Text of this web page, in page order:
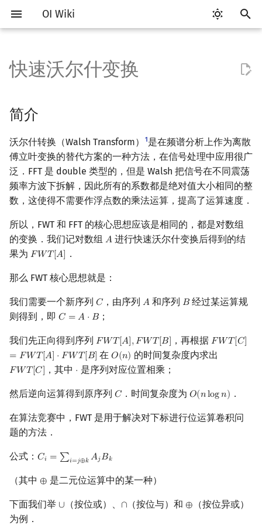
OI Wiki
入
以
始
搜
索
Getting Started
关于本项目
如何参与
OI Wiki 不是什么
格式手册
数学符号表
F.A.Q.
镜像站列表
致谢
比赛相关简介
赛事
题型
学习路线
学习资源
技巧
常见错误
常见技巧
出题
工具软件简介
代码编辑工具
VS Code
Atom
Eclipse
Notepad++
CLion
Geany
Xcode
GUIDE
Sublime Text
Code::Blocks
评测工具 Cena
CCR Plus
Lemon
命令行
命令行编译与调试
编译器
WSL (Windows 10)
Special Judge
Testlib
Generator
Validator
Interactor
Checker
Polygon
OJ 工具
LaTeX 入门
Git
语言基础简介
C++ 基础
变量
运算
流程控制语句
高级数据类型
C++ 标准库 STL 算法
bitset
string
pair
C++ 进阶
值类别
重载运算符
引用
常量
pb_ds
编译优化
C++ 与其他常用语言的区别
Pascal 转 C++ 急救
Python 速成
Java 速成
Java 进阶
算法基础简介
复杂度
枚举
模拟
递归 & 分治
贪心
排序
冒泡排序
插入排序
计数排序
基数排序
堆排序
桶排序
希尔排序
锦标赛排序
Tim 排序
排序应用
前缀和 & 差分
二分
倍增
构造
搜索部分简介
DFS（搜索）
BFS（搜索）
双向搜索
启发式搜索
A*
迭代加深搜索
IDA*
回溯法
Dancing Links
Alpha–Beta 剪枝
优化
动态规划部分简介
动态规划基础
记忆化搜索
背包 DP
区间 DP
DAG 上的 DP
树形 DP
状压 DP
数位 DP
插头 DP
计数 DP
动态 DP
概率 DP
DP 套 DP
DP 优化
斜率优化
四边形不等式优化
Slope Trick 优化
WQS 二分
其它 DP 方法
字符串部分简介
字符串基础
标准库
字符串匹配
字符串哈希
字典树 (Trie)
前缀函数与 KMP 算法
Boyer–Moore 算法
Z 函数（扩展 KMP）
AC 自动机
后缀数组 (SA)
后缀自动机 (SAM)
后缀平衡树
广义后缀自动机
后缀树
Manacher
数字系统简介
进位制
平衡三进制
格雷码
数论基础
模算术简介
素数
最大公约数
欧拉函数
筛法
分解质因数
裴蜀定理 & 一次不定方程
费马小定理 & 欧拉定理
模逆元
线性同余方程
中国剩余定理
升幂引理
阶乘取模
卢卡斯定理
同余方程
简介
FWT 的运算
或运算
与运算
异或运算
同或运算
另一个角度的 FWT
按位或
按位与
按位异或
FWT 是线性变换
K 维 FWT
max 运算
min 运算
不进位加法
例题
排列组合
抽屉原理
容斥原理
斐波那契数列
错位排列
卡特兰数
斯特林数
贝尔数
伯努利数
Entringer Number
Eulerian Number
分拆数
范德蒙德卷积
Pólya 计数
图论计数
线性代数简介
向量
内积和外积
矩阵
初等变换
行列式
线性空间
线性基
线性映射
特征多项式
对角化
Jordan标准型
线性规划基础
单纯形法
基本概念
群论
环论
域论
Schreier–Sims 算法
基本概念
条件概率与独立性
随机变量
随机变量的数字特征
概率不等式
博弈论简介
公平组合游戏
零和游戏
非公平组合游戏
插值
数值积分
高斯消元
牛顿迭代法
数据结构部分简介
栈
队列
链表
哈希表
并查集
堆
配对堆
左偏树
块状数据结构
块状链表
树分块
Sqrt Tree
单调栈
单调队列
ST 表
树状数组
线段树
李超线段树
猫树
区间最值操作 & 区间历史
值
Kinetic Tournament Tree
划分树
二叉搜索树 & 平衡树
Splay 树
WBLT
替罪羊树
笛卡尔树
红黑树
左偏红黑树
AA 树
跳表
可持久化块状数组
可持久化平衡树
可持久化字典树
可持久化可并堆
线段树套平衡树
树状数组套权值线段树
分块套树状数组
Euler Tour Tree
Top Tree
图论部分简介
图论相关概念
图的存储
DFS（图论）
BFS（图论）
树上问题
树的中心
树的重心
最近公共祖先
树链剖分
树分治
动态树分治
AHU 算法
树哈希
树上随机游走
有向无环图
拓扑排序
最短路问题
k 短路
同余最短路
生成树问题
最小直径生成树
斯坦纳树
拆点
连通性相关
割点和桥
圆方树
点/边连通度
环计数问题
最小环
2-SAT
最小割
费用流
上下界网络流
Stoer–Wagner 算法
二分图最大权匹配
一般图最大匹配
一般图最大权匹配
稳定匹配
计算几何部分简介
二维计算几何基础
三维计算几何基础
距离
Pick 定理
三角剖分
凸包
扫描线
旋转卡壳
半平面交
平面最近点对
随机增量法
反演变换
计算几何杂项
杂项简介
离散化
双指针
离线算法
整体二分
莫队算法
分数规划
随机化
爬山算法
模拟退火
悬线法
有限状态自动机
计算理论基础
字节顺序
约瑟夫问题
表达式求值
在一台机器上规划任务
主元素问题
Garsia–Wachs 算法
15-puzzle
RMQ
并查集应用
括号序列
线段树与离线询问
快速沃尔什变换
简介
沃尔什转换（Walsh Transform） 1 是在频谱分析上作为离散
傅立叶变换的替代方案的一种方法，在信号处理中应用很广
泛．FFT 是 double 类型的，但是 Walsh 把信号在不同震荡
频率方波下拆解，因此所有的系数都是绝对值大小相同的整
数，这使得不需要作浮点数的乘法运算，提高了运算速度．
所以，FWT 和 FFT 的核心思想应该是相同的，都是对数组
的变换．我们记对数组 𝐴
A 进行快速沃尔什变换后得到的结
果为 𝐹 𝑊𝑇 [𝐴]
FWT[A] ．
那么 FWT 核心思想就是：
我们需要一个新序列 𝐶
C ，由序列𝐴
A 和序列 𝐵
B 经过某运算规
则得到，即 𝐶 = 𝐴 ⋅ 𝐵
C= A⋅ B ；
我们先正向得到序列 𝐹 𝑊𝑇 [𝐴],𝐹 𝑊𝑇 [𝐵]
FWT[A],F WT[B] ，再根据𝐹 𝑊𝑇 [𝐶]
= 𝐹𝑊𝑇[𝐴] ⋅ 𝐹 𝑊𝑇 [𝐵]
FWT[C]=F
在𝑂(𝑛)
O(n) 的时间复杂度内求出
𝐹 𝑊𝑇 [𝐶]
FWT[C] ，其中 ⋅⋅ 是序列对应位置相乘；
然后逆向运算得到原序列 𝐶
C ．时间复杂度为𝑂(𝑛log𝑛)
O(nlogn) ．
在算法竞赛中，FWT 是用于解决对下标进行位运算卷积问
题的方法．
公式： 𝐶𝑖 = ∑𝑖=𝑗⊕𝑘 𝐴𝑗𝐵𝑘
Ci= ∑i =j⊕kAjBk
（其中 ⊕
⊕ 是二元位运算中的某一种）
下面我们举 ∪
∪ （按位或）、 ∩
∩ （按位与）和⊕
⊕ （按位异或）
为例．